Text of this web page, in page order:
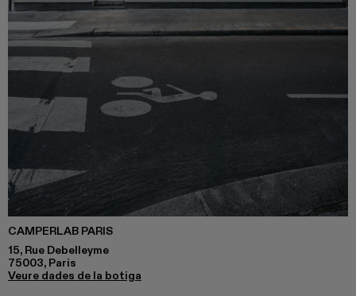
CAMPERLAB PARIS
15, Rue Debelleyme
75003, Paris
Veure dades de la botiga